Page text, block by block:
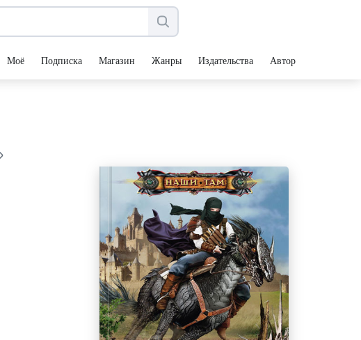
Моё Подписка Магазин Жанры Издательства Авторы